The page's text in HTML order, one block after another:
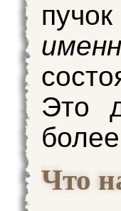
Это
Что